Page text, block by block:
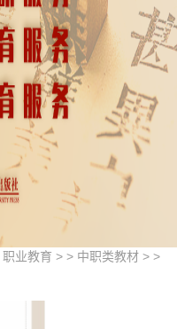
职业教育 > > 中职类教材> >